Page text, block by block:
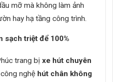
mỡ mà không làm ảnh
hay hạ tầng công trình.
sạch triệt để 100%
trang bị xe hút chuyên
nghệ hút chân không